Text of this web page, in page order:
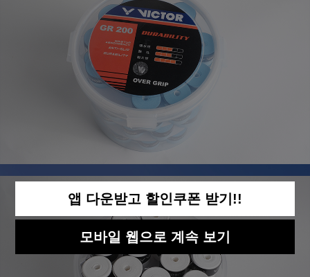
앱 다운받고 할인쿠폰 받기!!
모바일 웹으로 계속 보기